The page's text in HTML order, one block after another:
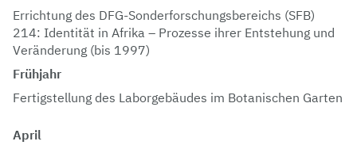
Errichtung des DFG-Sonderforschungsbereichs (SFB)
214: Identität in Afrika – Prozesse ihrer Entstehung und
Veränderung (bis 1997)
Frühjahr
Fertigstellung des Laborgebäudes im Botanischen Garten
April